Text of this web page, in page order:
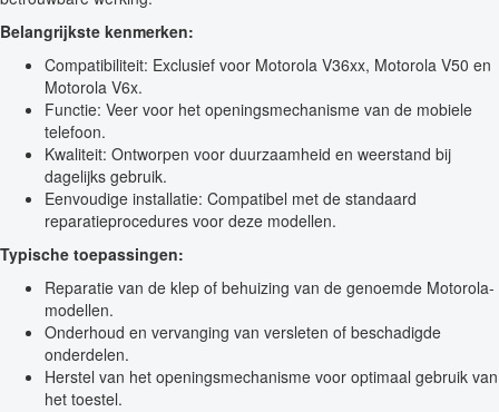
Belangrijkste kenmerken:
Compatibiliteit: Exclusief voor Motorola V36xx, Motorola V50 en
Motorola V6x.
Functie: Veer voor het openingsmechanisme van de mobiele
telefoon.
Kwaliteit: Ontworpen voor duurzaamheid en weerstand bij
dagelijks gebruik.
Eenvoudige installatie: Compatibel met de standaard
reparatieprocedures voor deze modellen.
Typische toepassingen:
Reparatie van de klep of behuizing van de genoemde Motorola-
modellen.
Onderhoud en vervanging van versleten of beschadigde
onderdelen.
Herstel van het openingsmechanisme voor optimaal gebruik van
het toestel.